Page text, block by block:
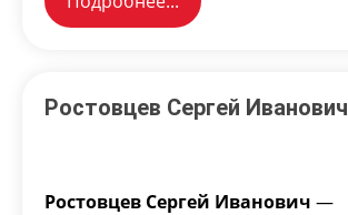
Ростовцев Сергей Иванович
Ростовцев Сергей Иванович —